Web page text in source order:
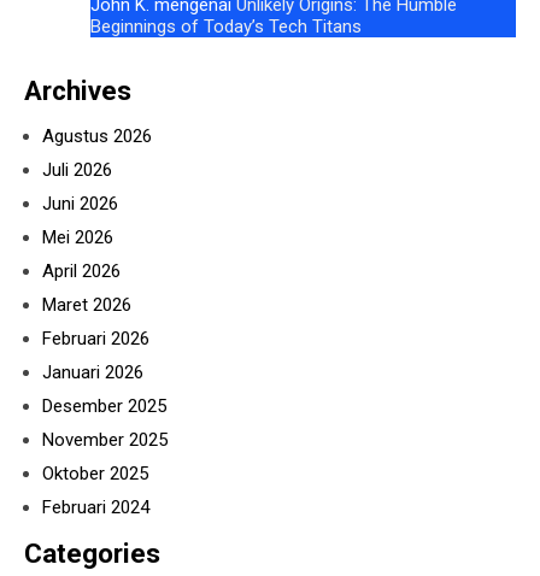
John K. mengenai Unlikely Origins: The Humble
Beginnings of Today’s Tech Titans
Archives
Agustus 2026
Juli 2026
Juni 2026
Mei 2026
April 2026
Maret 2026
Februari 2026
Januari 2026
Desember 2025
November 2025
Oktober 2025
Februari 2024
Categories